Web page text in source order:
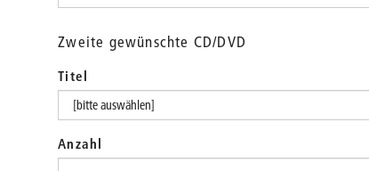
Zweite gewünschte CD/DVD
Titel
Anzahl